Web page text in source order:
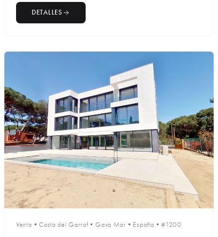
DETALLES
Venta •Costa del Garraf •Gava Mar • España •#1200